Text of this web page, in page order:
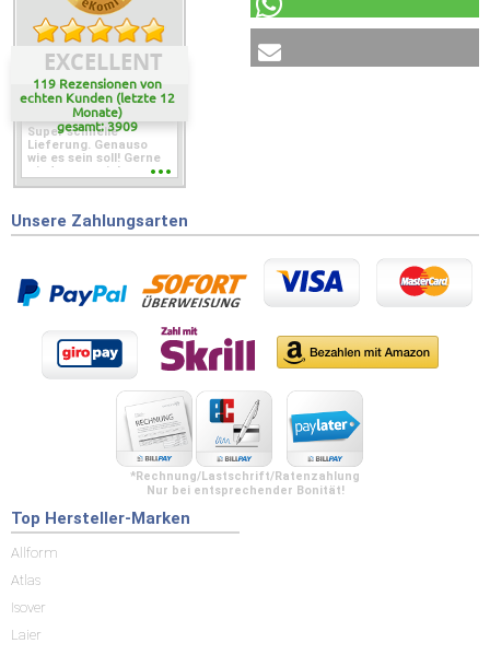
EXCELLENT
119 Rezensionen von
echten Kunden (letzte 12
Monate)
gesamt: 3909
Super schnelle
Lieferung. Genauso
wie es sein soll! Gerne
wieder wenn ich was
Unsere Zahlungsarten
*Rechnung/Lastschrift/Ratenzahlung
Nur bei entsprechender Bonität!
Top Hersteller-Marken
Allform
Atlas
Isover
Laier